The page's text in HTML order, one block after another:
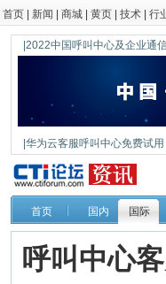
首页 新闻 商城 黄页 技术 行
|2022中国呼叫中心及企业通
|华为云客服呼叫中心免费试用
|鼎信通达新一代语音网关
首页 国内 国际
呼叫中心